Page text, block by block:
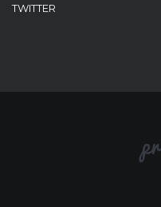
TWITTER